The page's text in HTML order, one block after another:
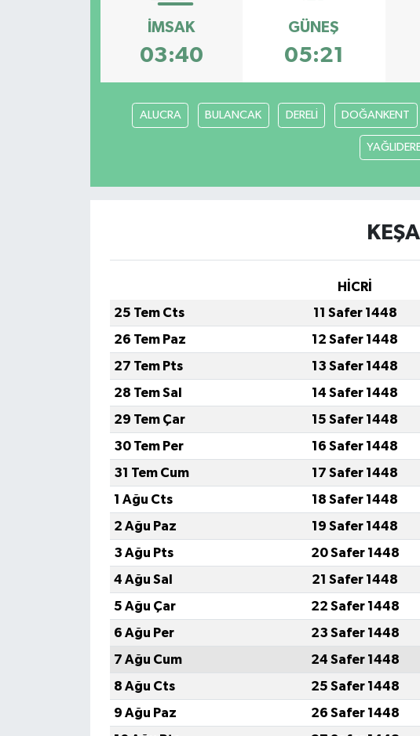
İMSAK
03:40
GÜNEŞ
05:21
ALUCRA BULANCAK DERELİ DOĞANKENT
HİCRİ
25 Tem Cts
11 Safer 1448
26 Tem Paz
12 Safer 1448
27 Tem Pts
13 Safer 1448
28 Tem Sal
14 Safer 1448
29 Tem Çar
15 Safer 1448
30 Tem Per
16 Safer 1448
31 Tem Cum
17 Safer 1448
1 Ağu Cts
18 Safer 1448
2 Ağu Paz
19 Safer 1448
3 Ağu Pts
20 Safer 1448
4 Ağu Sal
21 Safer 1448
5 Ağu Çar
22 Safer 1448
6 Ağu Per
23 Safer 1448
7 Ağu Cum
24 Safer 1448
8 Ağu Cts
25 Safer 1448
9 Ağu Paz
26 Safer 1448